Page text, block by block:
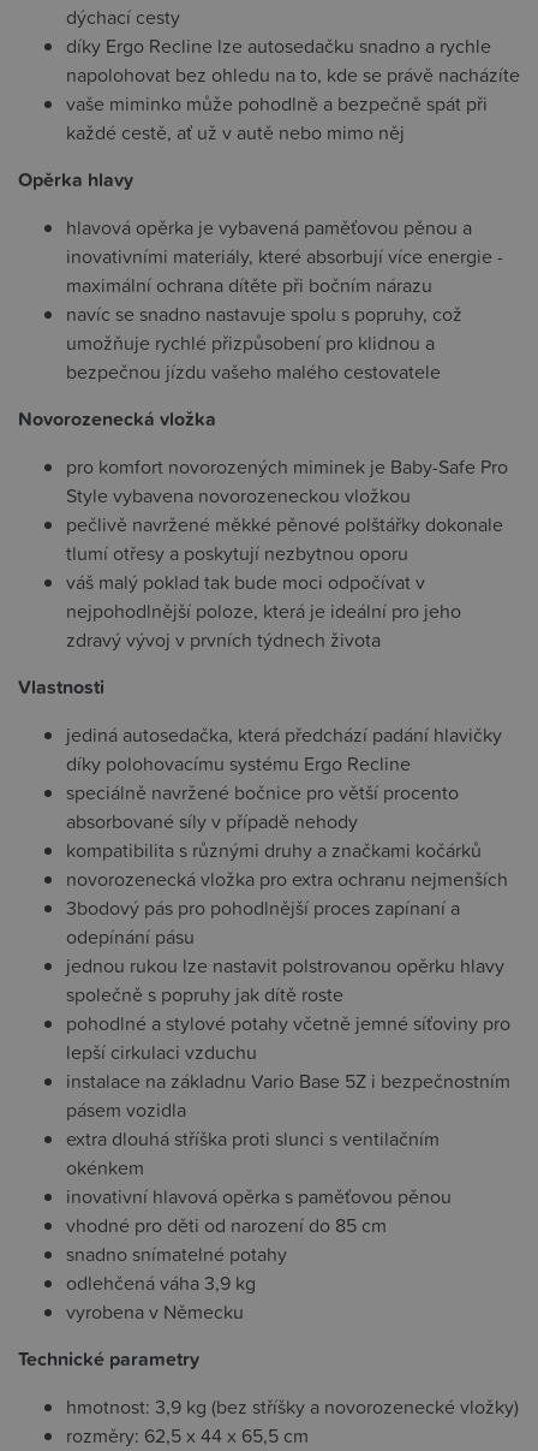
dýchací cesty
díky Ergo Recline lze autosedačku snadno a rychle
napolohovat bez ohledu na to, kde se právě nacházíte
vaše miminko může pohodlně a bezpečně spát při
každé cestě, ať už v autě nebo mimo něj
Opěrka hlavy
hlavová opěrka je vybavená paměťovou pěnou a
inovativními materiály, které absorbují více energie -
maximální ochrana dítěte při bočním nárazu
navíc se snadno nastavuje spolu s popruhy, což
umožňuje rychlé přizpůsobení pro klidnou a
bezpečnou jízdu vašeho malého cestovatele
Novorozenecká vložka
pro komfort novorozených miminek je Baby-Safe Pro
Style vybavena novorozeneckou vložkou
pečlivě navržené měkké pěnové polštářky dokonale
tlumí otřesy a poskytují nezbytnou oporu
váš malý poklad tak bude moci odpočívat v
nejpohodlnější poloze, která je ideální pro jeho
zdravý vývoj v prvních týdnech života
Vlastnosti
jediná autosedačka, která předchází padání hlavičky
díky polohovacímu systému Ergo Recline
speciálně navržené bočnice pro větší procento
absorbované síly v případě nehody
kompatibilita s různými druhy a značkami kočárků
novorozenecká vložka pro extra ochranu nejmenších
3bodový pás pro pohodlnější proces zapínaní a
odepínání pásu
jednou rukou lze nastavit polstrovanou opěrku hlavy
společně s popruhy jak dítě roste
pohodlné a stylové potahy včetně jemné síťoviny pro
lepší cirkulaci vzduchu
instalace na základnu Vario Base 5Z i bezpečnostním
pásem vozidla
extra dlouhá stříška proti slunci s ventilačním
okénkem
inovativní hlavová opěrka s paměťovou pěnou
vhodné pro děti od narození do 85 cm
snadno snímatelné potahy
odlehčená váha 3,9 kg
vyrobena v Německu
Technické parametry
hmotnost: 3,9 kg (bez stříšky a novorozenecké vložky)
rozměry: 62,5 x 44 x 65,5 cm